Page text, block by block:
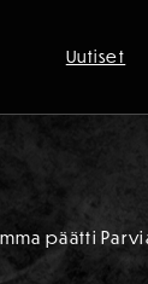
Uutiset
päätti